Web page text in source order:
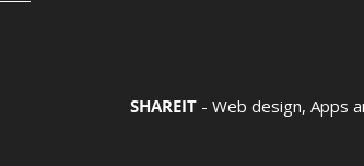
SHAREIT - Web design, Apps